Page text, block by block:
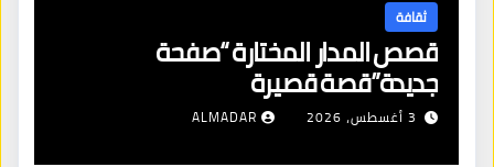
ثقافة
قصص المدار المختارة “صفحة
جديدة”قصة قصيرة
3 أغسطس، 2026 ALMADAR